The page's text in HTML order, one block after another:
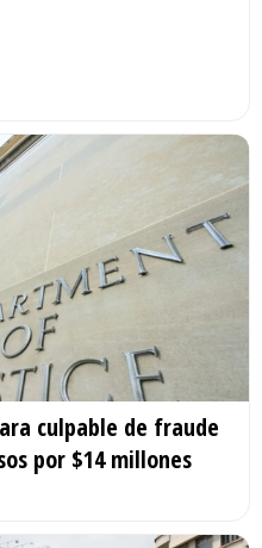
culpable de fraude
por $14 millones